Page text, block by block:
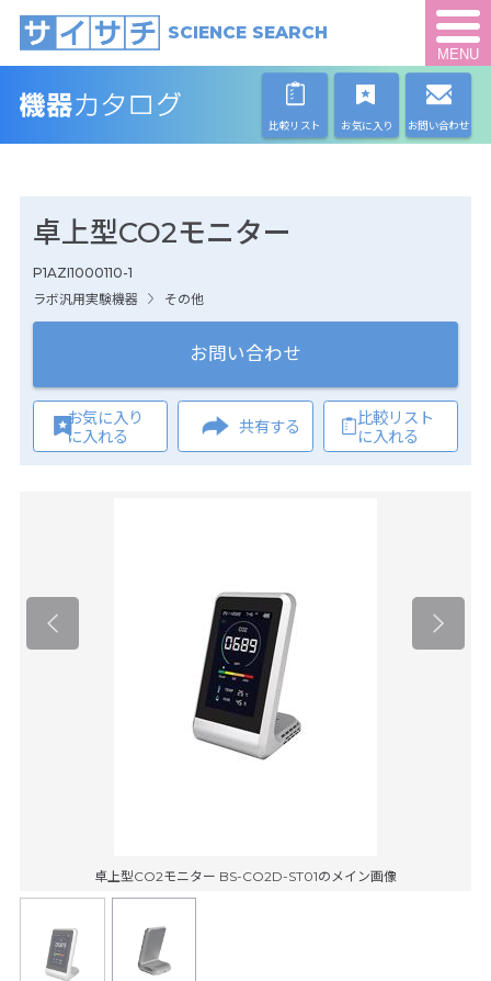
SCIENCE SEARCH
MENU
比較リスト お気に入り お問い合わせ
卓上型CO2モニター
P1AZI1000110-1
ラボ汎用実験機器
その他
お問い合わせ
お気に入り
に入れる
共有する
比較リスト
に入れる
卓上型CO2モニター BS-CO2D-ST01のメイン画像